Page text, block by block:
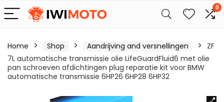
0
Home Shop Aandrijving and versnellingen
ZF
7L automatische transmissie olie LifeGuardFluid6 met olie
pan schroeven afdichtingen plug reparatie kit voor BMW
automatische transmissie 6HP26 6HP28 6HP32